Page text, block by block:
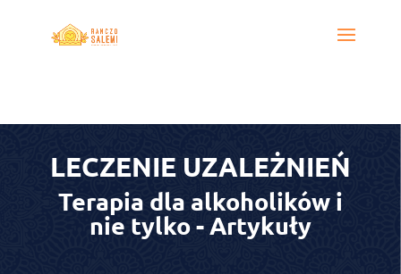
LECZENIE UZALEŻNIEŃ
Terapia dla alkoholików i
nie tylko - Artykuły